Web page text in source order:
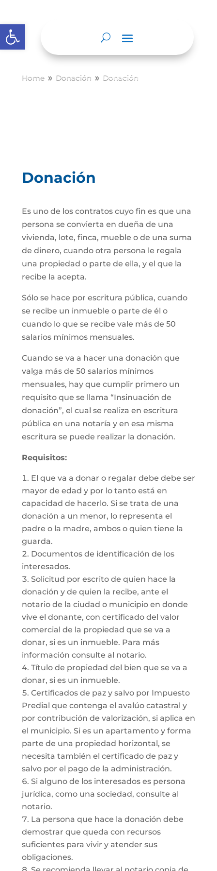
Abrir barra de herramientas
Home 9 Donación 9 Donación
Donación
Es uno de los contratos cuyo fin es que una
persona se convierta en dueña de una
vivienda, lote, finca, mueble o de una suma
de dinero, cuando otra persona le regala
una propiedad o parte de ella, y el que la
recibe la acepta.
Sólo se hace por escritura pública, cuando
se recibe un inmueble o parte de él o
cuando lo que se recibe vale más de 50
salarios mínimos mensuales.
Cuando se va a hacer una donación que
valga más de 50 salarios mínimos
mensuales, hay que cumplir primero un
requisito que se llama “Insinuación de
donación”, el cual se realiza en escritura
pública en una notaría y en esa misma
escritura se puede realizar la donación.
Requisitos:
El que va a donar o regalar debe debe ser
mayor de edad y por lo tanto está en
capacidad de hacerlo. Si se trata de una
donación a un menor, lo representa el
padre o la madre, ambos o quien tiene la
guarda.
Documentos de identificación de los
interesados.
Solicitud por escrito de quien hace la
donación y de quien la recibe, ante el
notario de la ciudad o municipio en donde
vive el donante, con certificado del valor
comercial de la propiedad que se va a
donar, si es un inmueble. Para más
información consulte al notario.
Título de propiedad del bien que se va a
donar, si es un inmueble.
Certificados de paz y salvo por Impuesto
Predial que contenga el avalúo catastral y
por contribución de valorización, si aplica en
el municipio. Si es un apartamento y forma
parte de una propiedad horizontal, se
necesita también el certificado de paz y
salvo por el pago de la administración.
Si alguno de los interesados es persona
jurídica, como una sociedad, consulte al
notario.
La persona que hace la donación debe
demostrar que queda con recursos
suficientes para vivir y atender sus
obligaciones.